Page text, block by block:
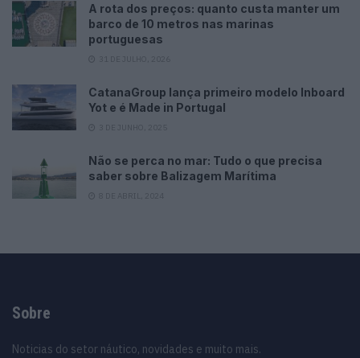
A rota dos preços: quanto custa manter um
barco de 10 metros nas marinas
portuguesas
CatanaGroup lança primeiro modelo Inboard
Yot e é Made in Portugal
Não se perca no mar: Tudo o que precisa
saber sobre Balizagem Marítima
Sobre
Noticias do setor náutico, novidades e muito mais.